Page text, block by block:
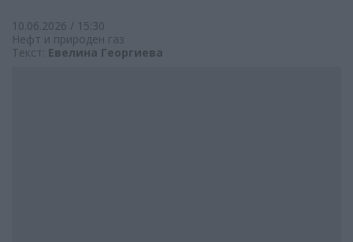
10.06.2026 / 15:30
Нефт и природен газ
Текст: Евелина Георгиева